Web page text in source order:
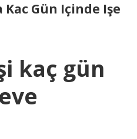
Gün Içinde Işe
kaç gün